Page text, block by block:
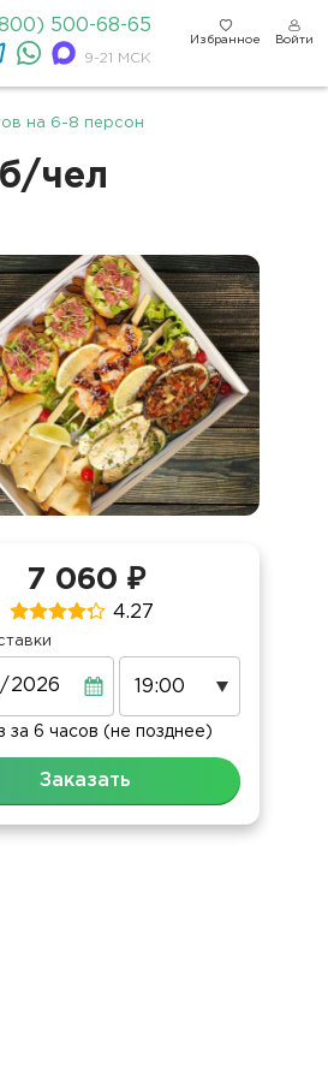
500-68-65
9-21 МСК
Избранное Войти
на 6-8 персон
чел
7 060 ₽
4.27
за 6 часов (не позднее)
Заказать